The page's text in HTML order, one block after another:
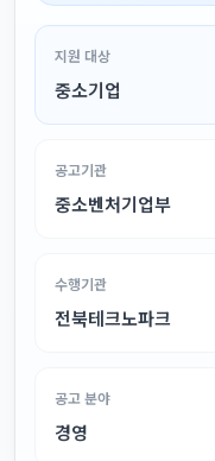
지원 대상
중소기업
공고기관
중소벤처기업부
수행기관
전북테크노파크
공고 분야
경영